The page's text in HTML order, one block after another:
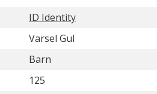
ID Identity
Varsel Gul
Barn
125